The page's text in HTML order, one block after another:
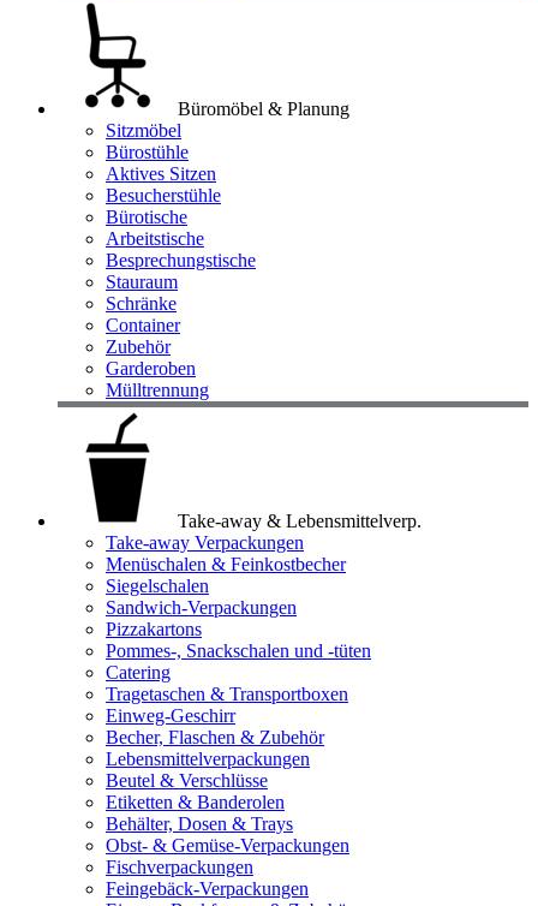
Büromöbel & Planung
Sitzmöbel
Bürostühle
Aktives Sitzen
Besucherstühle
Bürotische
Arbeitstische
Besprechungstische
Stauraum
Schränke
Container
Zubehör
Garderoben
Mülltrennung
Take-away & Lebensmittelverp.
Take-away Verpackungen
Menüschalen & Feinkostbecher
Siegelschalen
Sandwich-Verpackungen
Pizzakartons
Pommes-, Snackschalen und -tüten
Catering
Tragetaschen & Transportboxen
Einweg-Geschirr
Becher, Flaschen & Zubehör
Lebensmittelverpackungen
Beutel & Verschlüsse
Etiketten & Banderolen
Behälter, Dosen & Trays
Obst- & Gemüse-Verpackungen
Fischverpackungen
Feingebäck-Verpackungen